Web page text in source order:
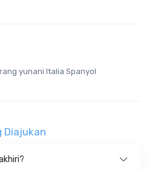
yunani Italia Spanyol
Diajukan